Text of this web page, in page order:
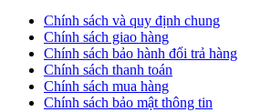
Chính sách và quy định chung
Chính sách giao hàng
Chính sách bảo hành đổi trả hàng
Chính sách thanh toán
Chính sách mua hàng
Chính sách bảo mật thông tin